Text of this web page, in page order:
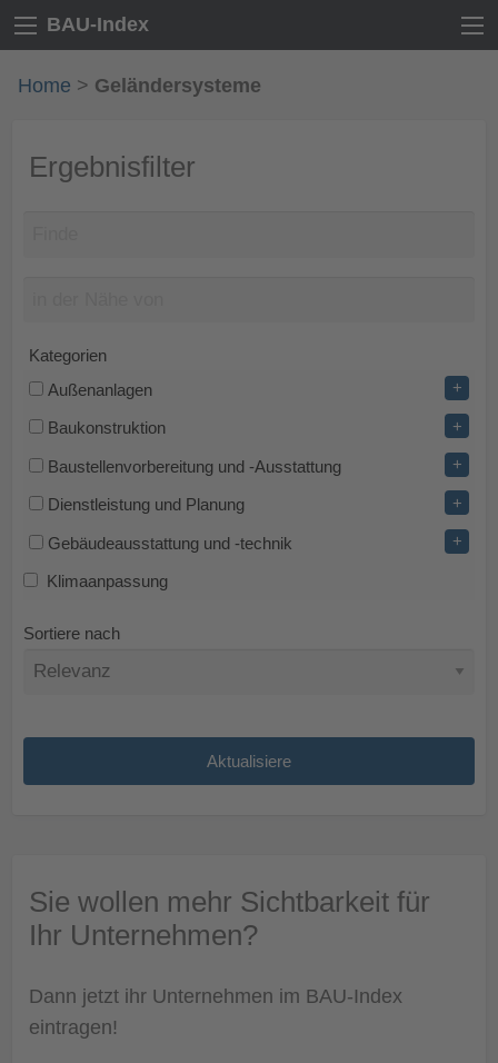
BAU-Index
Home > Geländersysteme
Ergebnisfilter
Kategorien
Außenanlagen
+
Baukonstruktion +
Baustellenvorbereitung und -Ausstattung +
Dienstleistung und Planung +
Gebäudeausstattung und -technik +
Klimaanpassung
Sortiere nach
Sie wollen mehr Sichtbarkeit für
Ihr Unternehmen?
Dann jetzt ihr Unternehmen im BAU-Index
eintragen!